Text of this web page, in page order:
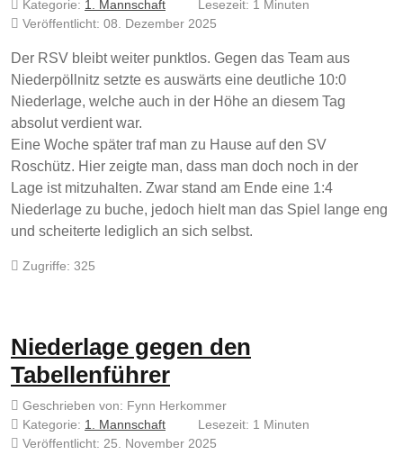
Kategorie: 1. Mannschaft
Lesezeit: 1 Minuten
Veröffentlicht: 08. Dezember 2025
Der RSV bleibt weiter punktlos. Gegen das Team aus
Niederpöllnitz setzte es auswärts eine deutliche 10:0
Niederlage, welche auch in der Höhe an diesem Tag
absolut verdient war.
Eine Woche später traf man zu Hause auf den SV
Roschütz. Hier zeigte man, dass man doch noch in der
Lage ist mitzuhalten. Zwar stand am Ende eine 1:4
Niederlage zu buche, jedoch hielt man das Spiel lange eng
und scheiterte lediglich an sich selbst.
Zugriffe: 325
Niederlage gegen den
Tabellenführer
Geschrieben von: Fynn Herkommer
Kategorie: 1. Mannschaft
Lesezeit: 1 Minuten
Veröffentlicht: 25. November 2025